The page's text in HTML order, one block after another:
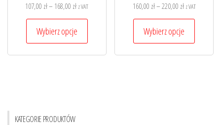
107,00 zł– 168,00 złZakres
cen:
od
107,00 zł
do
z VAT
Wybierz opcje
Ten
160,00 zł–220,00 złZakres
cen:
od
160,00 zł
do
z VAT
Wybierz opcje
Ten
KATEGORIE PRODUKTÓW